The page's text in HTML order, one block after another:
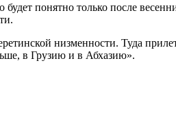
понятно только после
низменности. Туда
в Грузию и в Абхазию».